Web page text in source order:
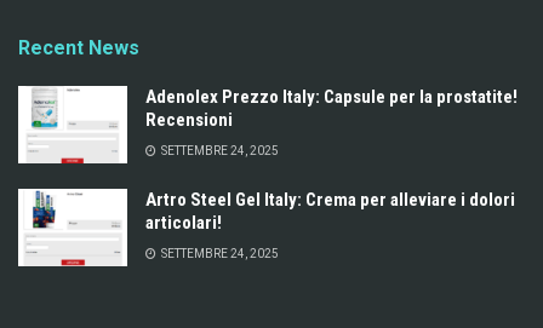
Recent News
Adenolex Prezzo Italy: Capsule per la prostatite!
Recensioni
SETTEMBRE 24, 2025
Artro Steel Gel Italy: Crema per alleviare i dolori
articolari!
SETTEMBRE 24, 2025